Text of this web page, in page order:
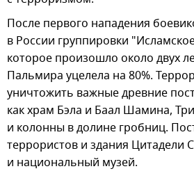
После первого нападения
в России группировки
которое произошло около двух
Пальмира уцелела на 80%.
уничтожить важные древние
как храм Бэла и Баал Шамина,
и колонны в долине гробниц.
террористов и здания Цитадели
и национальный музей.